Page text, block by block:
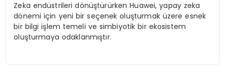
Zeka endüstrileri dönüştürürken Huawei, yapay zeka
dönemi için yeni bir seçenek oluşturmak üzere esnek
bir bilgi işlem temeli ve simbiyotik bir ekosistem
oluşturmaya odaklanmıştır.